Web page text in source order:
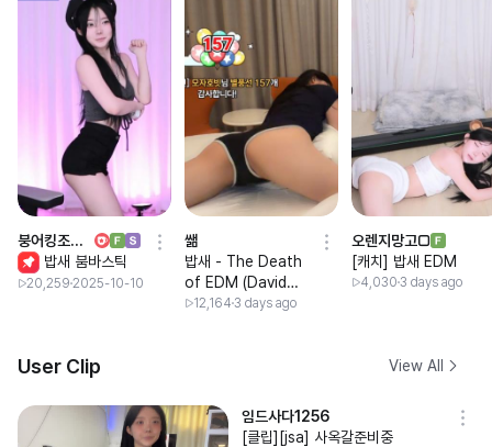
붕어킹조밥새
밥새 붐바스틱
20,259 2025-10-10
쌞
밥새 - The Death
of EDM (David
Guetta)
12,164 3 days ago
오렌지망고□
[캐치] 밥새 EDM
4,030 3 days ago
User Clip View All
임드사다1256
[클립][jsa] 사옥갈준비중